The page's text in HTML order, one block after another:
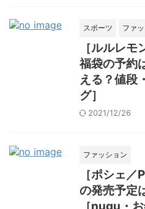
スポーツ ファ
［ルルレ
福袋の予約
える？値段
グ］
2021/12/26
ファッション
［ポシェ
の発売予定